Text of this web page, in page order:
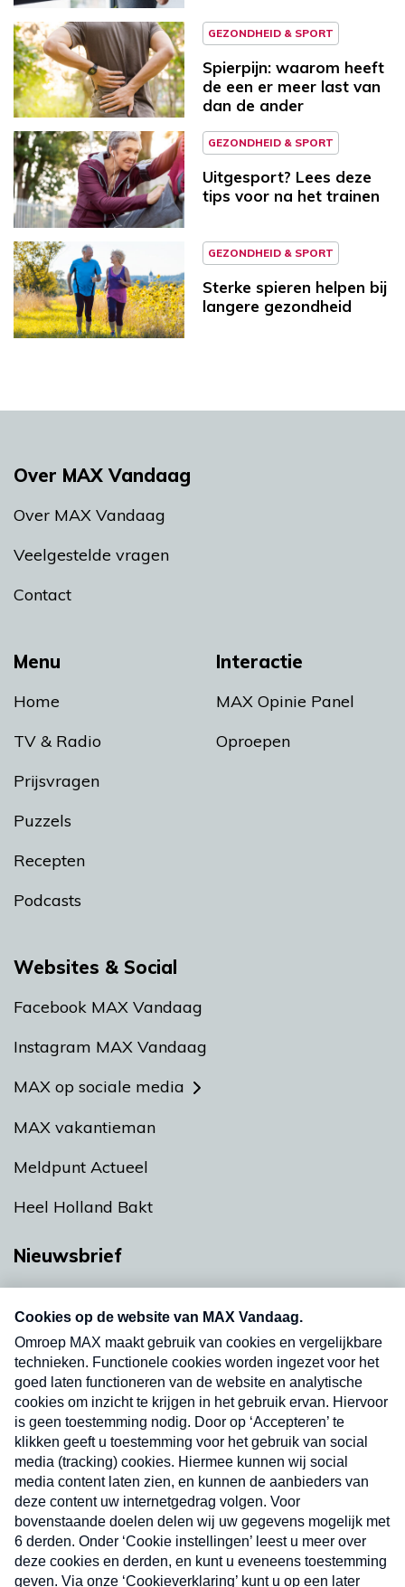
GEZONDHEID & SPORT
Spierpijn: waarom heeft
de een er meer last van
dan de ander
GEZONDHEID & SPORT
Uitgesport? Lees deze
tips voor na het trainen
GEZONDHEID & SPORT
Sterke spieren helpen bij
langere gezondheid
Menu
Home
TV & Radio
Prijsvragen
Puzzels
Recepten
Podcasts
Interactie
MAX Opinie Panel
Oproepen
Over MAX Vandaag
Over MAX Vandaag
Veelgestelde vragen
Contact
Websites & Social
Facebook MAX Vandaag
Instagram MAX Vandaag
MAX op sociale media
MAX vakantieman
Meldpunt Actueel
Heel Holland Bakt
Nieuwsbrief
nieuwsbrief. Elke vrijdag- en dinsdagochtend in
uw mailbox.
Verzend
Nieuwsbrief